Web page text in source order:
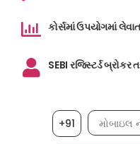
કોર્સમાં ઉપયોગમાં
SEBI રજિસ્ટર્ડ બ્રોકર
+91 મોબાઇલ